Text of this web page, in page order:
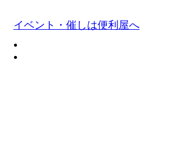
イベント・催しは便利屋へ